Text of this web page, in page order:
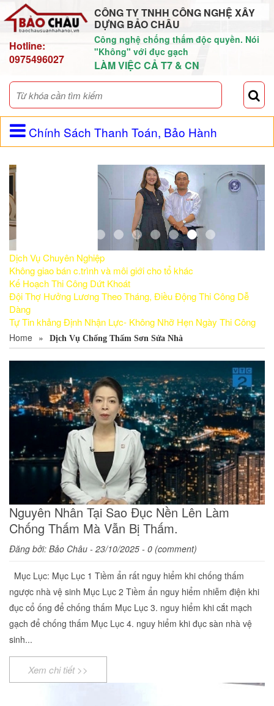
Hotline:
0975496027
CÔNG TY TNHH CÔNG NGHỆ XÂY
DỰNG BẢO CHÂU
Công nghệ chống thấm độc quyền. Nói
"Không" với đục gạch
LÀM VIỆC CẢ T7 & CN
Chính Sách Thanh Toán, Bảo Hành
Dịch Vụ Chuyên Nghiệp
Không giao bán c.trình và môi giới cho tổ khác
Kế Hoạch Thi Công Dứt Khoát
Đội Thợ Hưởng Lương Theo Tháng, Điều Động Thi Công Dễ
Dàng
Tự Tin khảng Định Nhận Lực- Không Nhỡ Hẹn Ngày Thi Công
Home » Dịch Vụ Chống Thấm Sơn Sửa Nhà
Nguyên Nhân Tại Sao Đục Nền Lên Làm
Chống Thấm Mà Vẫn Bị Thấm.
Đăng bởi: Bảo Châu - 23/10/2025 - 0 (comment)
Mục Lục: Mục Lục 1 Tiềm ẩn rất nguy hiểm khi chống thấm
ngược nhà vệ sinh Mục Lục 2 Tiềm ẩn nguy hiểm nhiễm điện khi
đục cổ ống để chống thấm Mục Lục 3. nguy hiểm khi cắt mạch
gạch để chống thấm Mục Lục 4. nguy hiểm khi đục sàn nhà vệ
sinh...
Xem chi tiết >>